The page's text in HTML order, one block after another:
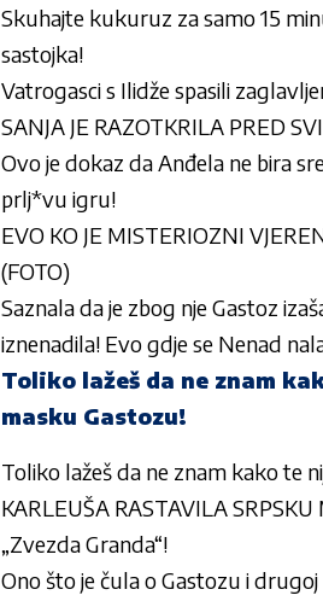
Skuhajte kukuruz za samo 15
sastojka!
Vatrogasci s Ilidže spasili
SANJA JE RAZOTKRILA PRED
Ovo je dokaz da Anđela ne bira
prlj*vu igru!
EVO KO JE MISTERIOZNI
(FOTO)
Saznala da je zbog nje Gastoz
iznenadila! Evo gdje se Nenad
Toliko lažeš da ne znam
masku Gastozu!
Toliko lažeš da ne znam kako te
KARLEUŠA RASTAVILA
„Zvezda Granda“!
Ono što je čula o Gastozu i